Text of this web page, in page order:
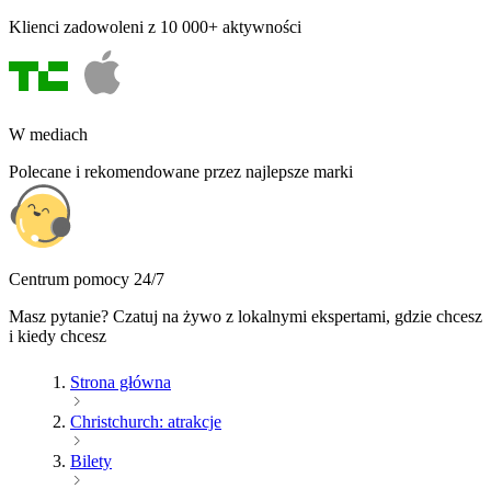
Klienci zadowoleni z 10 000+ aktywności
W mediach
Polecane i rekomendowane przez najlepsze marki
Centrum pomocy 24/7
Masz pytanie? Czatuj na żywo z lokalnymi ekspertami, gdzie chcesz
i kiedy chcesz
Strona główna
Christchurch: atrakcje
Bilety